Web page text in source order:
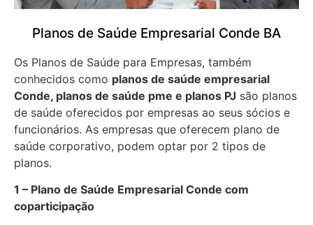
Planos de Saúde Empresarial Conde BA
Os Planos de Saúde para Empresas, também
conhecidos como planos de saúde empresarial
Conde, planos de saúde pme e planos PJ são planos
de saúde oferecidos por empresas ao seus sócios e
funcionários. As empresas que oferecem plano de
saúde corporativo, podem optar por 2 tipos de
planos.
1 – Plano de Saúde Empresarial Conde com
coparticipação